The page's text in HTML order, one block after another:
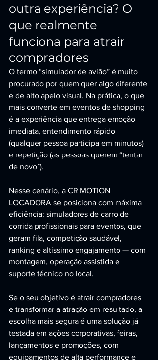
outra experiência? O
que realmente
funciona para atrair
compradores
O termo “simulador de avião” é muito
procurado por quem quer algo diferente
e de alto apelo visual. Na prática, o que
mais converte em eventos de shopping
é a experiência que entrega emoção
imediata, entendimento rápido
(qualquer pessoa participa em minutos)
e repetição (as pessoas querem “tentar
de novo”).
Nesse cenário, a CR MOTION
LOCADORA se posiciona com máxima
eficiência: simuladores de carro de
corrida profissionais para eventos, que
geram fila, competição saudável,
ranking e altíssimo engajamento — com
montagem, operação assistida e
suporte técnico no local.
Se o seu objetivo é atrair compradores
e transformar a atração em resultado, a
escolha mais segura é uma solução já
testada em ações corporativas, feiras,
lançamentos e promoções, com
equipamentos de alta performance e